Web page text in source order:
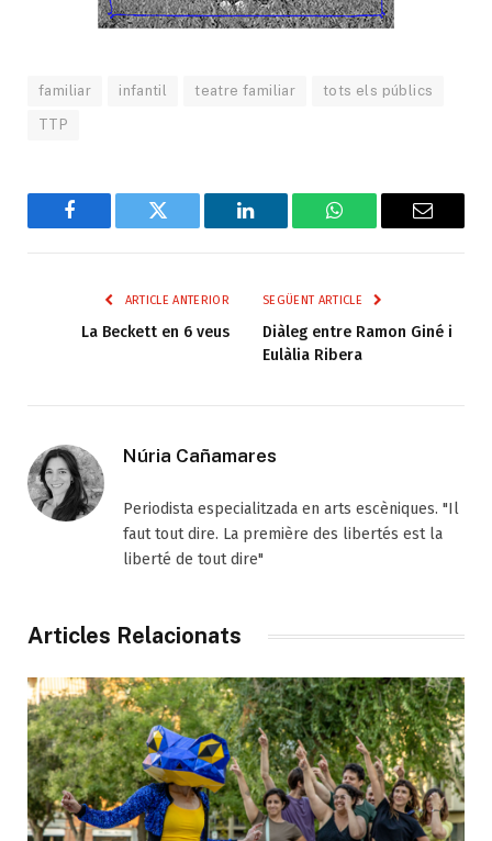
familiar infantil teatre familiar tots els públics
TTP
Facebook Twitter LinkedIn WhatsAppEmail
ARTICLE ANTERIOR
La Beckett en 6 veus
SEGÜENT ARTICLE
Diàleg entre Ramon Giné i
Eulàlia Ribera
Núria Cañamares
Periodista especialitzada en arts escèniques. "Il
faut tout dire. La première des libertés est la
liberté de tout dire"
Articles Relacionats